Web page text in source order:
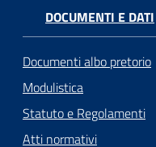
DOCUMENTI E DATI
Documenti albo pretorio
Modulistica
Statuto e Regolamenti
Atti normativi